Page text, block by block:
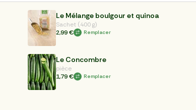
Le Mélange boulgour et quinoa
Sachet (400 g)
2,99 €
Remplacer
Le Concombre
pièce
1,79 €
Remplacer